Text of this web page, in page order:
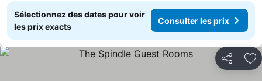
Sélectionnez des dates pour voir
les prix exacts
Consulter les prix
Partager